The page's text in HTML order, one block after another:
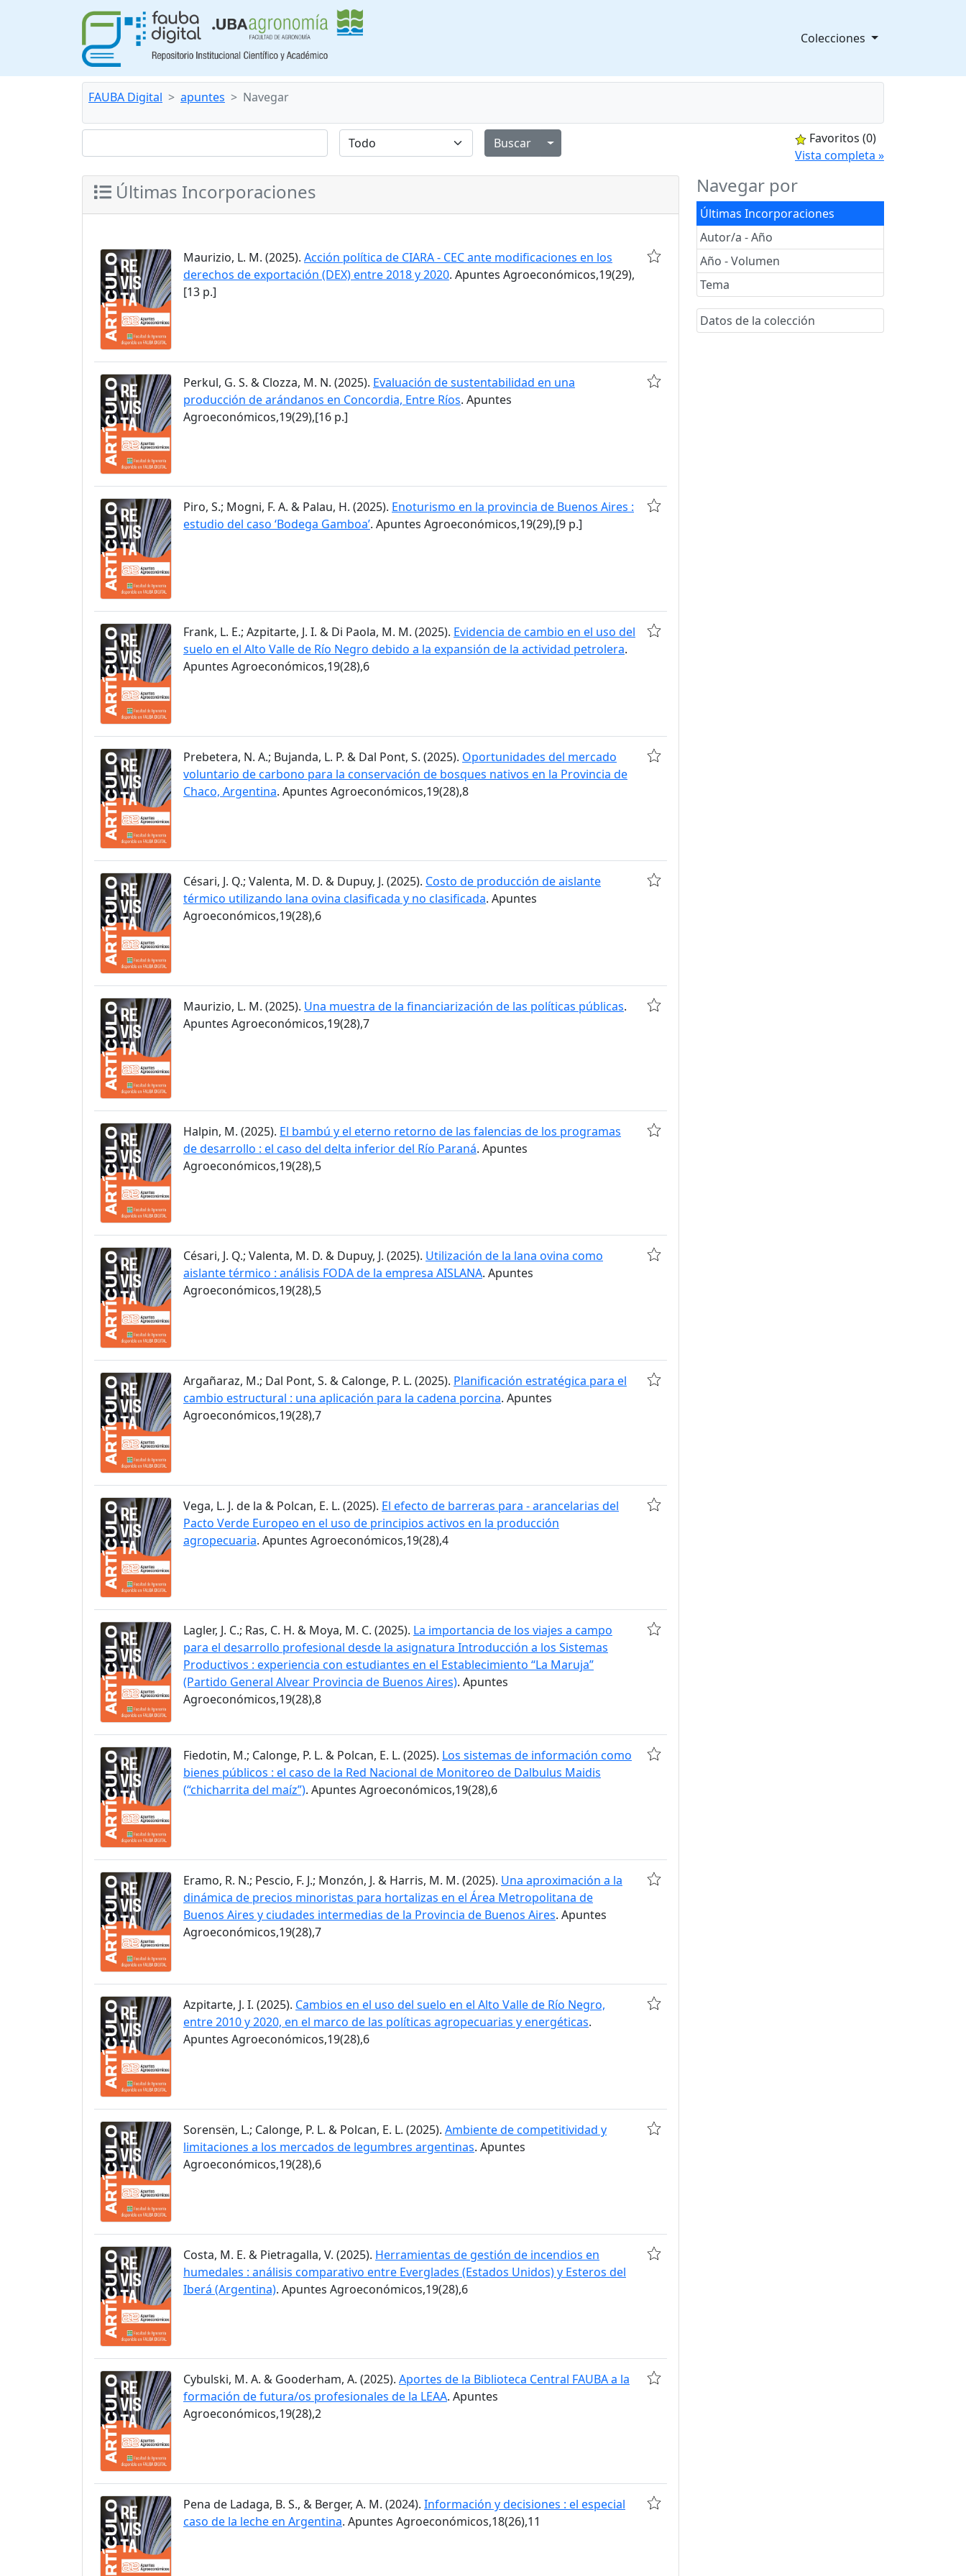
Colecciones
FAUBA Digital apuntes Navegar
Alternar menú desplegable
Favoritos (0)
Vista completa »
Navegar por
Últimas Incorporaciones
Autor/a - Año
Año - Volumen
Tema
Datos de la colección
Últimas Incorporaciones
Maurizio, L. M. (2025). Acción política de CIARA - CEC ante modificaciones en los
derechos de exportación (DEX) entre 2018 y 2020. Apuntes Agroeconómicos,19(29),
[13 p.]
Perkul, G. S. & Clozza, M. N. (2025). Evaluación de sustentabilidad en una
producción de arándanos en Concordia, Entre Ríos. Apuntes
Agroeconómicos,19(29),[16 p.]
Piro, S.; Mogni, F. A. & Palau, H. (2025). Enoturismo en la provincia de Buenos Aires :
estudio del caso ‘Bodega Gamboa’. Apuntes Agroeconómicos,19(29),[9 p.]
Frank, L. E.; Azpitarte, J. I. & Di Paola, M. M. (2025). Evidencia de cambio en el uso del
suelo en el Alto Valle de Río Negro debido a la expansión de la actividad petrolera.
Apuntes Agroeconómicos,19(28),6
Prebetera, N. A.; Bujanda, L. P. & Dal Pont, S. (2025). Oportunidades del mercado
voluntario de carbono para la conservación de bosques nativos en la Provincia de
Chaco, Argentina. Apuntes Agroeconómicos,19(28),8
Césari, J. Q.; Valenta, M. D. & Dupuy, J. (2025). Costo de producción de aislante
térmico utilizando lana ovina clasificada y no clasificada. Apuntes
Agroeconómicos,19(28),6
Maurizio, L. M. (2025). Una muestra de la financiarización de las políticas públicas.
Apuntes Agroeconómicos,19(28),7
Halpin, M. (2025). El bambú y el eterno retorno de las falencias de los programas
de desarrollo : el caso del delta inferior del Río Paraná. Apuntes
Agroeconómicos,19(28),5
Césari, J. Q.; Valenta, M. D. & Dupuy, J. (2025). Utilización de la lana ovina como
aislante térmico : análisis FODA de la empresa AISLANA. Apuntes
Agroeconómicos,19(28),5
Argañaraz, M.; Dal Pont, S. & Calonge, P. L. (2025). Planificación estratégica para el
cambio estructural : una aplicación para la cadena porcina. Apuntes
Agroeconómicos,19(28),7
Vega, L. J. de la & Polcan, E. L. (2025). El efecto de barreras para - arancelarias del
Pacto Verde Europeo en el uso de principios activos en la producción
agropecuaria. Apuntes Agroeconómicos,19(28),4
Lagler, J. C.; Ras, C. H. & Moya, M. C. (2025). La importancia de los viajes a campo
para el desarrollo profesional desde la asignatura Introducción a los Sistemas
Productivos : experiencia con estudiantes en el Establecimiento “La Maruja”
(Partido General Alvear Provincia de Buenos Aires). Apuntes
Agroeconómicos,19(28),8
Fiedotin, M.; Calonge, P. L. & Polcan, E. L. (2025). Los sistemas de información como
bienes públicos : el caso de la Red Nacional de Monitoreo de Dalbulus Maidis
(“chicharrita del maíz”). Apuntes Agroeconómicos,19(28),6
Eramo, R. N.; Pescio, F. J.; Monzón, J. & Harris, M. M. (2025). Una aproximación a la
dinámica de precios minoristas para hortalizas en el Área Metropolitana de
Buenos Aires y ciudades intermedias de la Provincia de Buenos Aires. Apuntes
Agroeconómicos,19(28),7
Azpitarte, J. I. (2025). Cambios en el uso del suelo en el Alto Valle de Río Negro,
entre 2010 y 2020, en el marco de las políticas agropecuarias y energéticas.
Apuntes Agroeconómicos,19(28),6
Sorensën, L.; Calonge, P. L. & Polcan, E. L. (2025). Ambiente de competitividad y
limitaciones a los mercados de legumbres argentinas. Apuntes
Agroeconómicos,19(28),6
Costa, M. E. & Pietragalla, V. (2025). Herramientas de gestión de incendios en
humedales : análisis comparativo entre Everglades (Estados Unidos) y Esteros del
Iberá (Argentina). Apuntes Agroeconómicos,19(28),6
Cybulski, M. A. & Gooderham, A. (2025). Aportes de la Biblioteca Central FAUBA a la
formación de futura/os profesionales de la LEAA. Apuntes
Agroeconómicos,19(28),2
Pena de Ladaga, B. S., & Berger, A. M. (2024). Información y decisiones : el especial
caso de la leche en Argentina. Apuntes Agroeconómicos,18(26),11